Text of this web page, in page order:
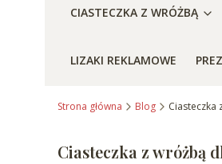
CIASTECZKA Z WRÓŻBĄ
LIZAKI REKLAMOWE
Strona główna Blog Ciasteczka
Ciasteczka z wróżbą